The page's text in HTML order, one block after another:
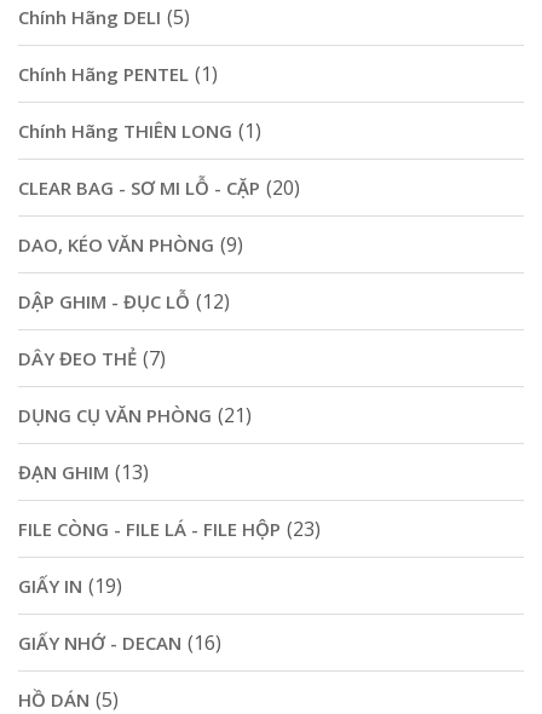
Chính Hãng DELI (5)
Chính Hãng PENTEL (1)
Chính Hãng THIÊN LONG (1)
CLEAR BAG - SƠ MI LỖ - CẶP (20)
DAO, KÉO VĂN PHÒNG (9)
DẬP GHIM - ĐỤC LỖ (12)
DÂY ĐEO THẺ (7)
DỤNG CỤ VĂN PHÒNG (21)
ĐẠN GHIM (13)
FILE CÒNG - FILE LÁ - FILE HỘP (23)
GIẤY IN (19)
GIẤY NHỚ - DECAN (16)
HỒ DÁN (5)